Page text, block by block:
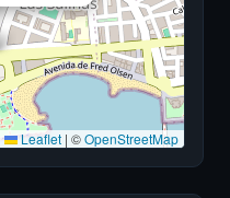
Leaflet | ©OpenStreetMap